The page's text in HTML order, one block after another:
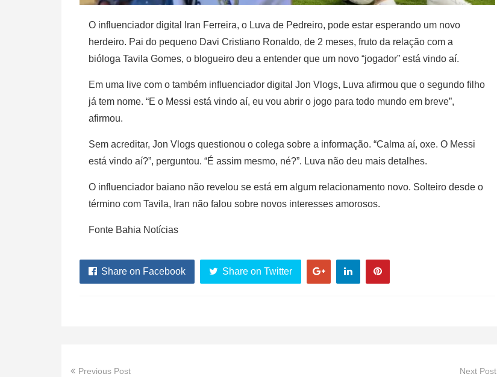
O influenciador digital Iran Ferreira, o Luva de Pedreiro, pode estar esperando um novo
herdeiro. Pai do pequeno Davi Cristiano Ronaldo, de 2 meses, fruto da relação com a
bióloga Tavila Gomes, o blogueiro deu a entender que um novo “jogador” está vindo aí.
Em uma live com o também influenciador digital Jon Vlogs, Luva afirmou que o segundo filho
já tem nome. “E o Messi está vindo aí, eu vou abrir o jogo para todo mundo em breve”,
afirmou.
Sem acreditar, Jon Vlogs questionou o colega sobre a informação. “Calma aí, oxe. O Messi
está vindo aí?”, perguntou. “É assim mesmo, né?”. Luva não deu mais detalhes.
O influenciador baiano não revelou se está em algum relacionamento novo. Solteiro desde o
término com Tavila, Iran não falou sobre novos interesses amorosos.
Fonte Bahia Notícias
Share on Facebook Share on Twitter
Previous Post Next Post